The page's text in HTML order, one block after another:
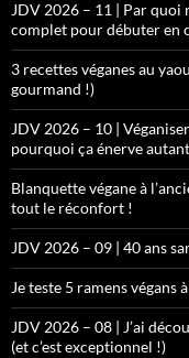
JDV 2026 – 11 | Par quoi
complet pour débuter en
3 recettes véganes au
gourmand !)
JDV 2026 – 10 |
pourquoi ça énerve
Blanquette végane à
tout le réconfort !
JDV 2026 – 09 | 40 ans
Je teste 5 ramens végans
JDV 2026 – 08 | J’ai
(et c’est exceptionnel !)